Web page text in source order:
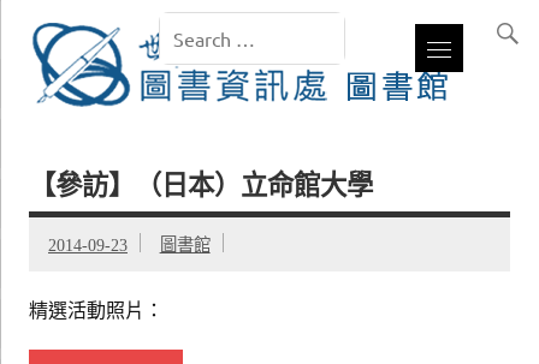
【參訪】（日本）立命館大學
2014-09-23 圖書館
精選活動照片：